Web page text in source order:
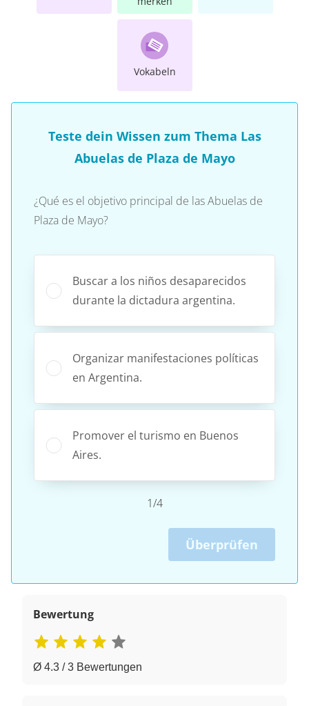
Vokabeln
Teste dein Wissen zum Thema Las
Abuelas de Plaza de Mayo
¿Qué es el objetivo principal de las Abuelas de
Plaza de Mayo?
Buscar a los niños desaparecidos
durante la dictadura argentina.
Organizar manifestaciones políticas
en Argentina.
Promover el turismo en Buenos
Aires.
1/4
Überprüfen
Bewertung
Ø 4.3 / 3 Bewertungen